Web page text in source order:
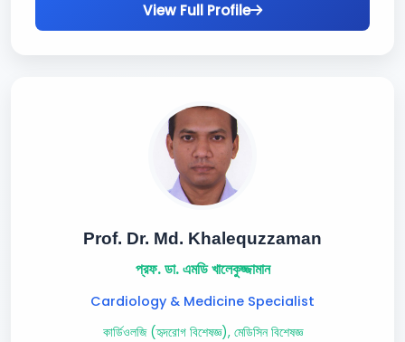
View Full Profile
Prof. Dr. Md. Khalequzzaman
প্রফ. ডা. এমডি খালেকুজ্জামান
Cardiology & Medicine Specialist
কার্ডিওলজি (হৃদরোগ বিশেষজ্ঞ), মেডিসিন বিশেষজ্ঞ